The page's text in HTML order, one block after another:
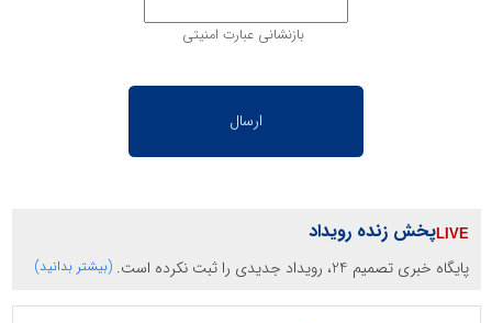
بازنشانی عبارت امنیتی
پخش زنده رویداد
پایگاه خبری تصمیم 24، رویداد جدیدی را ثبت نکرده است. (بیشتر بدانید)